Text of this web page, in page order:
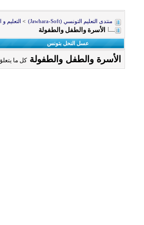
منتدى التعليم التونسي (Jawhara-Soft) > التعليم و
الأسرة والطفل والطفولة
عسل النحل بتونس
الأسرة والطفل والطفولة كل ما